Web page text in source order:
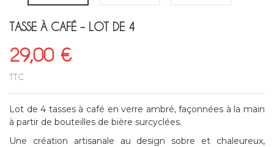
TASSE À CAFÉ – LOT DE 4
29,00 €
TTC
Lot de 4 tasses à café en verre ambré, façonnées à la main
à partir de bouteilles de bière surcyclées.
Une création artisanale au design sobre et chaleureux,